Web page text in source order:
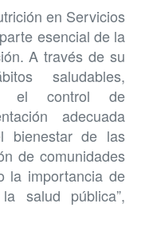
en Servicios
esencial de la
A través de su
saludables,
el control de
adecuada
bienestar de las
de comunidades
la importancia de
salud pública”,